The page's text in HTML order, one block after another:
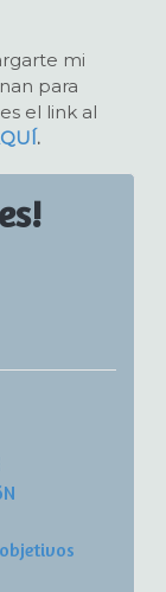
mi
para
el link al
.